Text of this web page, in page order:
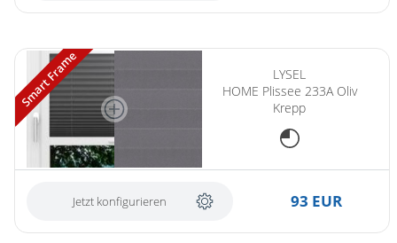
Smart Frame
LYSEL
HOME Plissee 233A Oliv
Krepp
Jetzt konfigurieren 93 EUR